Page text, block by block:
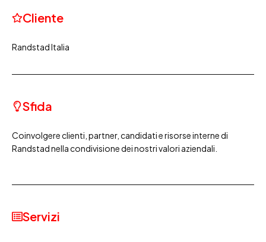
Cliente
Randstad Italia
Sfida
Coinvolgere clienti, partner, candidati e risorse interne di
Randstad nella condivisione dei nostri valori aziendali.
Servizi